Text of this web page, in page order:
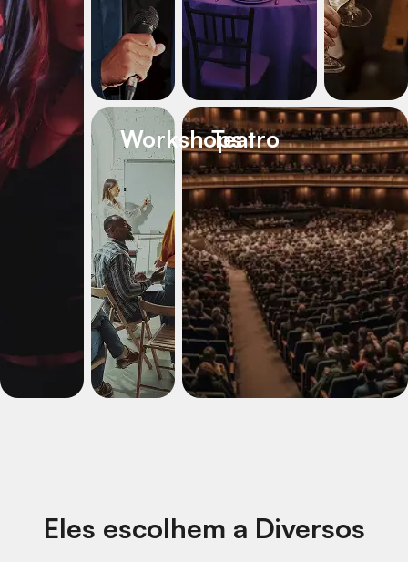
WorkshopsTeatro
Eles escolhem a Diversos